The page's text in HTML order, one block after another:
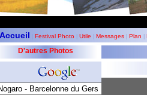
Accueil Festival Photo Utile Messages Plan
D'autres Photos